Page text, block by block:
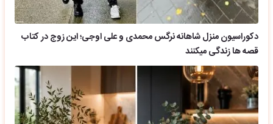
دکوراسیون منزل شاهانه نرگس محمدی و علی اوجی؛ این زوج در کتاب
قصه ها زندگی میکنند